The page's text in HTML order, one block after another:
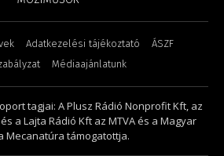
Adatkezelési tájékoztató
ÁSZF
Médiaajánlatunk
tagjai: A Plusz Rádió Nonprofit Kft, az
a Lajta Rádió Kft az MTVA és a Magyar
Mecanatúra támogatottja.